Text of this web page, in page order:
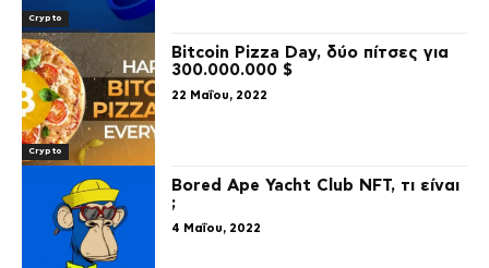
Crypto
Crypto
Bitcoin Pizza Day, δύο πίτσες για
300.000.000 $
22 Μαΐου, 2022
Bored Ape Yacht Club NFT, τι είναι
;
4 Μαΐου, 2022